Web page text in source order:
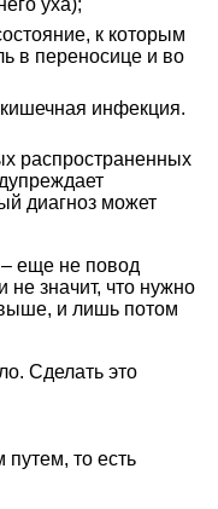
уха);
к которым
в переносице и во
инфекция.
распространенных
диагноз может
еще не повод
значит, что нужно
и лишь потом
Сделать это
путем, то есть